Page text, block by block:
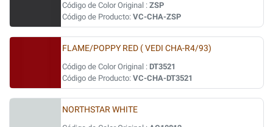
Código de Color Original : ZSP
Código de Producto: VC-CHA-ZSP
FLAME/POPPY RED ( VEDI CHA-R4/93)
Código de Color Original : DT3521
Código de Producto: VC-CHA-DT3521
NORTHSTAR WHITE